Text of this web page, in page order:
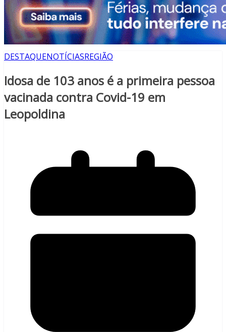
DESTAQUENOTÍCIASREGIÃO
Idosa de 103 anos é a primeira pessoa
vacinada contra Covid-19 em
Leopoldina